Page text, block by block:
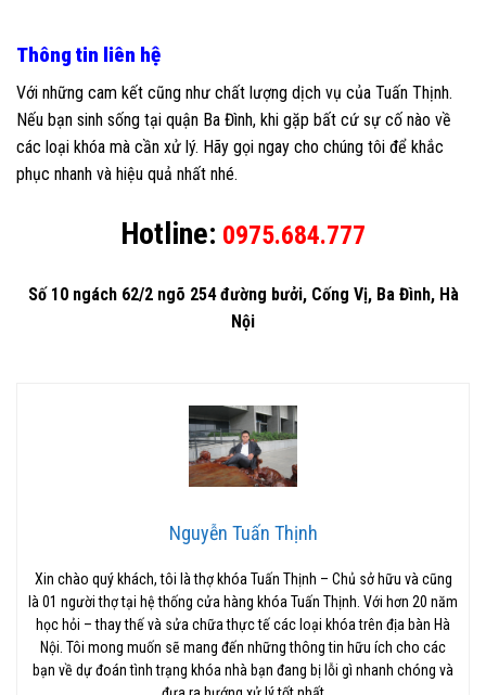
Thông tin liên hệ
Với những cam kết cũng như chất lượng dịch vụ của Tuấn Thịnh.
Nếu bạn sinh sống tại quận Ba Đình, khi gặp bất cứ sự cố nào về
các loại khóa mà cần xử lý. Hãy gọi ngay cho chúng tôi để khắc
phục nhanh và hiệu quả nhất nhé.
Hotline: 0975.684.777
Số 10 ngách 62/2 ngõ 254 đường bưởi, Cống Vị, Ba Đình, Hà
Nội
Nguyễn Tuấn Thịnh
Xin chào quý khách, tôi là thợ khóa Tuấn Thịnh – Chủ sở hữu và cũng
là 01 người thợ tại hệ thống cửa hàng khóa Tuấn Thịnh. Với hơn 20 năm
học hỏi – thay thế và sửa chữa thực tế các loại khóa trên địa bàn Hà
Nội. Tôi mong muốn sẽ mang đến những thông tin hữu ích cho các
bạn về dự đoán tình trạng khóa nhà bạn đang bị lỗi gì nhanh chóng và